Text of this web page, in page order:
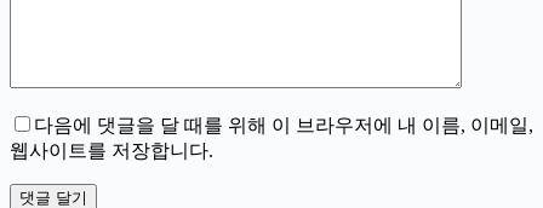
다음에 댓글을 달 때를 위해 이 브라우저에 내 이름, 이메일,
웹사이트를 저장합니다.
댓글 달기